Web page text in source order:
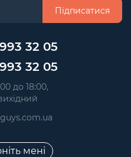
Підписатися
32 05
32 05
до 18:00,
мені